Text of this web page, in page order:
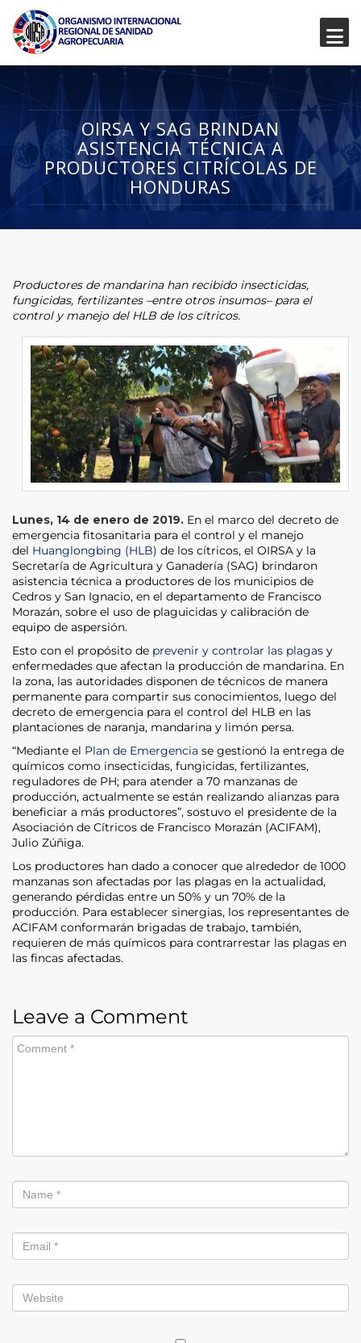
OIRSA Y SAG BRINDAN
ASISTENCIA TÉCNICA A
PRODUCTORES CITRÍCOLAS DE
HONDURAS
Productores de mandarina han recibido insecticidas,
fungicidas, fertilizantes –entre otros insumos– para el
control y manejo del HLB de los cítricos.
Lunes, 14 de enero de 2019. En el marco del decreto de
emergencia fitosanitaria para el control y el manejo
del Huanglongbing (HLB) de los cítricos, el OIRSA y la
Secretaría de Agricultura y Ganadería (SAG) brindaron
asistencia técnica a productores de los municipios de
Cedros y San Ignacio, en el departamento de Francisco
Morazán, sobre el uso de plaguicidas y calibración de
equipo de aspersión.
Esto con el propósito de prevenir y controlar las plagas y
enfermedades que afectan la producción de mandarina. En
la zona, las autoridades disponen de técnicos de manera
permanente para compartir sus conocimientos, luego del
decreto de emergencia para el control del HLB en las
plantaciones de naranja, mandarina y limón persa.
“Mediante el Plan de Emergencia se gestionó la entrega de
químicos como insecticidas, fungicidas, fertilizantes,
reguladores de PH; para atender a 70 manzanas de
producción, actualmente se están realizando alianzas para
beneficiar a más productores”, sostuvo el presidente de la
Asociación de Cítricos de Francisco Morazán (ACIFAM),
Julio Zúñiga.
Los productores han dado a conocer que alrededor de 1000
manzanas son afectadas por las plagas en la actualidad,
generando pérdidas entre un 50% y un 70% de la
producción. Para establecer sinergias, los representantes de
ACIFAM conformarán brigadas de trabajo, también,
requieren de más químicos para contrarrestar las plagas en
las fincas afectadas.
Leave a Comment